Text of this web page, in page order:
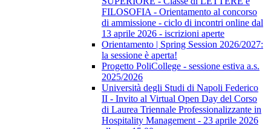
FILOSOFIA - Orientamento al concorso
di ammissione - ciclo di incontri online dal
13 aprile 2026 - iscrizioni aperte
Orientamento | Spring Session 2026/2027:
la sessione è aperta!
Progetto PoliCollege - sessione estiva a.s.
2025/2026
Università degli Studi di Napoli Federico
II - Invito al Virtual Open Day del Corso
di Laurea Triennale Professionalizzante in
Hospitality Management - 23 aprile 2026